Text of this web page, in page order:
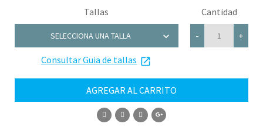
Tallas
SELECCIONA UNA TALLA chevron_right
28
32
Consultar Guia de tallas launch
Cantidad
- +
AGREGAR AL CARRITO
COMPRAR